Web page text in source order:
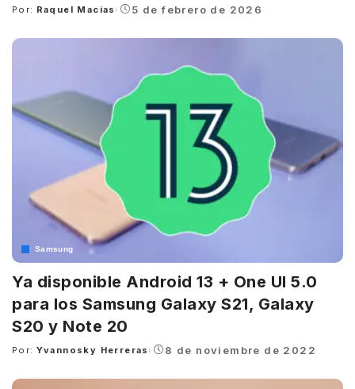
Posted
Por: Raquel Macias 5 de febrero de 2026
Samsung
Ya disponible Android 13 + One UI 5.0
para los Samsung Galaxy S21, Galaxy
S20 y Note 20
Posted
Por: Yvannosky Herreras 8 de noviembre de 2022